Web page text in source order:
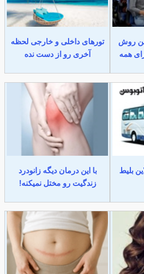
روش
همه
تورهای داخلی و خارجی لحظه
آخری رو از دست نده
بلیط
با این درمان دیگه زانودرد
زندگیت رو مختل نمیکنه!